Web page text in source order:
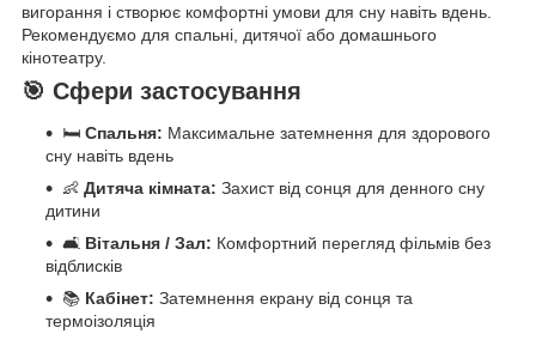
вигорання і створює комфортні умови для сну навіть вдень.
Рекомендуємо для спальні, дитячої або домашнього
кінотеатру.
🎯 Сфери застосування
🛏️ Спальня: Максимальне затемнення для здорового
сну навіть вдень
👶 Дитяча кімната: Захист від сонця для денного сну
дитини
🛋️ Вітальня / Зал: Комфортний перегляд фільмів без
відблисків
📚 Кабінет: Затемнення екрану від сонця та
термоізоляція